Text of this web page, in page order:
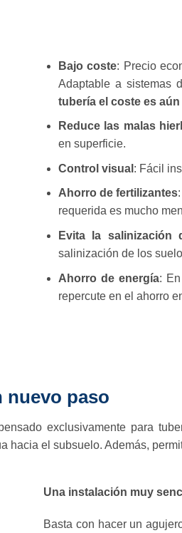
Bajo coste: Precio
Adaptable a sistemas
tubería el coste es
Reduce las malas
en superficie.
Control visual : Fácil
Ahorro de fertilizantes
requerida es mucho
Evita la salinización
salinización de los
Ahorro de energía:
repercute en el ahorro
nuevo paso
exclusivamente para
hacia el subsuelo. Además,
Una instalación muy
Basta con hacer un